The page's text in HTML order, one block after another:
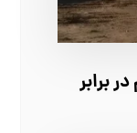
برابر